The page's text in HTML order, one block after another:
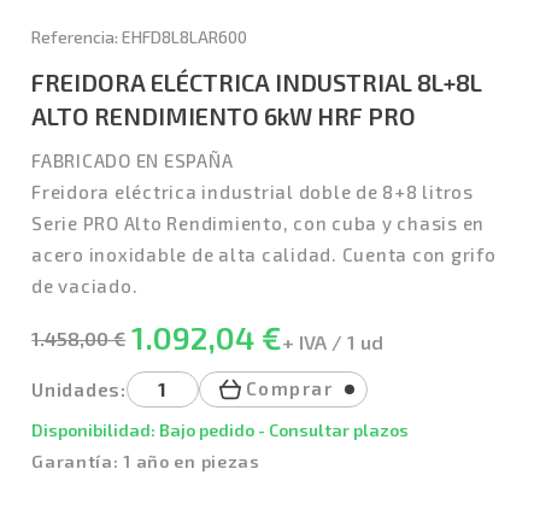
Referencia: EHFD8L8LAR600
FREIDORA ELÉCTRICA INDUSTRIAL 8L+8L
ALTO RENDIMIENTO 6kW HRF PRO
FABRICADO EN ESPAÑA
Freidora eléctrica industrial doble de 8+8 litros
Serie PRO Alto Rendimiento, con cuba y chasis en
acero inoxidable de alta calidad. Cuenta con grifo
de vaciado.
1.458,00 € 1.092,04 €+ IVA / 1 ud
Unidades: Comprar
Disponibilidad: Bajo pedido - Consultar plazos
Garantía: 1 año en piezas